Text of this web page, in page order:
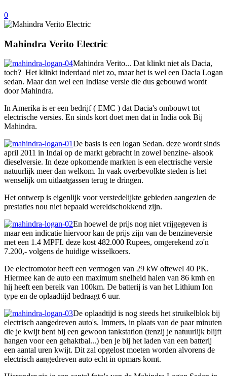
0
Mahindra Verito Electric
Mahindra Verito... Dat klinkt niet als Dacia,
toch? Het klinkt inderdaad niet zo, maar het is wel een Dacia Logan
sedan. Maar dan wel een Indiase versie die dus gebouwd wordt
door Mahindra.
In Amerika is er een bedrijf ( EMC ) dat Dacia's ombouwt tot
electrische versies. En sinds kort doet men dat in India ook Bij
Mahindra.
De basis is een logan Sedan. deze wordt sinds
april 2011 in Indai op de markt gebracht in zowel benzine- alsook
dieselversie. In deze opkomende markten is een electrische versie
natuurlijk meer dan welkom. In vaak overbevolkte steden is het
wenselijk om uitlaatgassen terug te dringen.
Het ontwerp is eigenlijk voor verstedelijkte gebieden aangezien de
prestaties nou niet bepaald wereldschokkend zijn.
En hoewel de prijs nog niet vrijgegeven is
maar een indicatie hiervoor kan de prijs zijn van de benzineversie
met een 1.4 MPFI. deze kost 482.000 Rupees, omgerekend zo'n
7.200,- volgens de huidige wisselkoers.
De electromotor heeft een vermogen van 29 kW oftewel 40 PK.
Hiermee kan de auto een maximum snelheid halen van 86 kmh en
hij heeft een bereik van 100km. De batterij is van het Lithium Ion
type en de oplaadtijd bedraagt 6 uur.
De oplaadtijd is nog steeds het struikelblok bij
electrisch aangedreven auto's. Immers, in plaats van de paar minuten
die je kwijt bent bij een gewoon tankstation (tenzij je natuurlijk blijft
hangen voor een gehaktbal...) ben je bij het laden van een batterij
een aantal uren kwijt. Dit zal opgelost moeten worden alvorens de
electrisch aangedreven auto echt in opmars komt.